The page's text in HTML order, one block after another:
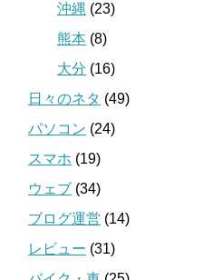
沖縄 (23)
熊本 (8)
大分 (16)
日々のネタ (49)
パソコン (24)
スマホ (19)
ウェブ (34)
ブログ運営 (14)
レビュー (31)